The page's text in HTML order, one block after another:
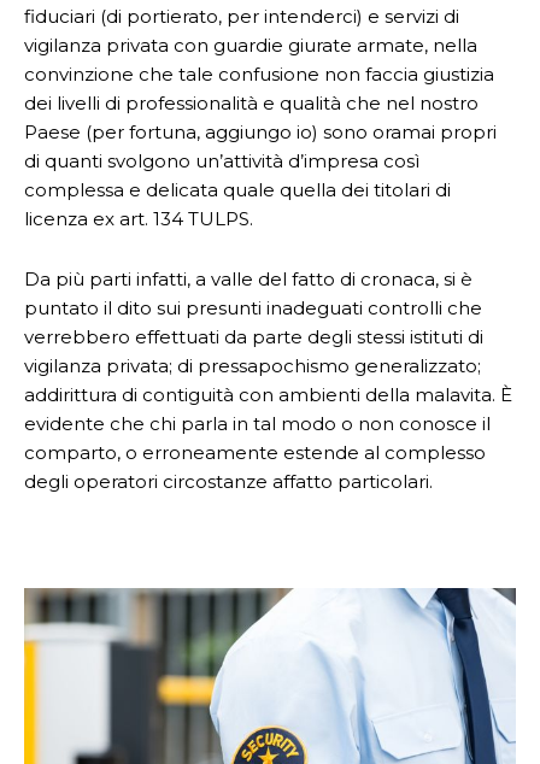
fiduciari (di portierato, per intenderci) e servizi di
vigilanza privata con guardie giurate armate, nella
convinzione che tale confusione non faccia giustizia
dei livelli di professionalità e qualità che nel nostro
Paese (per fortuna, aggiungo io) sono oramai propri
di quanti svolgono un’attività d’impresa così
complessa e delicata quale quella dei titolari di
licenza ex art. 134 TULPS.
Da più parti infatti, a valle del fatto di cronaca, si è
puntato il dito sui presunti inadeguati controlli che
verrebbero effettuati da parte degli stessi istituti di
vigilanza privata; di pressapochismo generalizzato;
addirittura di contiguità con ambienti della malavita. È
evidente che chi parla in tal modo o non conosce il
comparto, o erroneamente estende al complesso
degli operatori circostanze affatto particolari.